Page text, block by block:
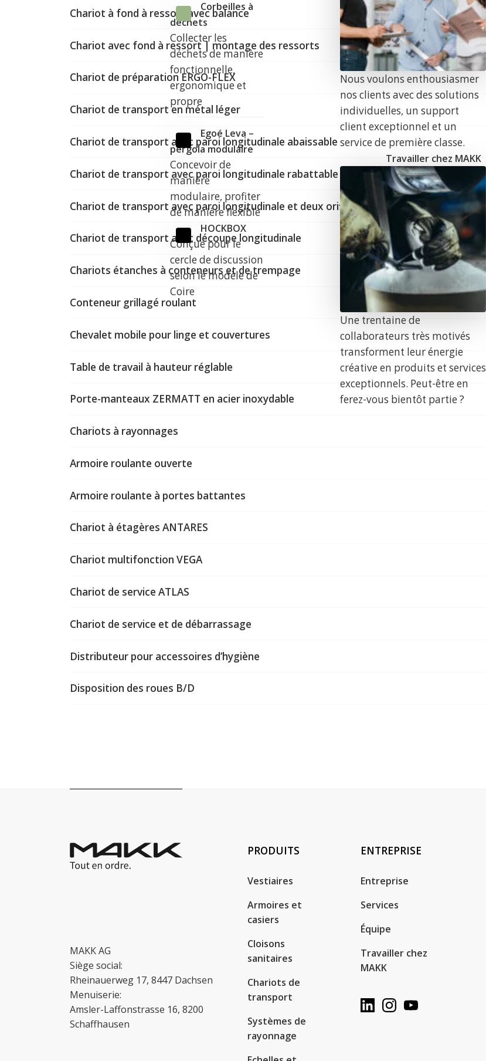
Corbeilles à
déchets
Collecter les
déchets de manière
fonctionnelle,
ergonomique et
propre
Egoé Leva –
pergola modulaire
Concevoir de
manière
modulaire, profiter
de manière flexible
HOCKBOX
Conçue pour le
cercle de discussion
selon le modèle de
Coire
Nous voulons enthousiasmer
nos clients avec des solutions
individuelles, un support
client exceptionnel et un
service de première classe.
Travailler chez MAKK
Une trentaine de
collaborateurs très motivés
transforment leur énergie
créative en produits et services
exceptionnels. Peut-être en
ferez-vous bientôt partie ?
Chariot à fond à ressort avec balance
Chariot avec fond à ressort | montage des ressorts
Chariot de préparation ERGO-FLEX
Chariot de transport en métal léger
Chariot de transport avec paroi longitudinale abaissable
Chariot de transport avec paroi longitudinale rabattable
Chariot de transport avec paroi longitudinale et deux orifices
Chariot de transport avec découpe longitudinale
Chariots étanches à conteneurs et de trempage
Conteneur grillagé roulant
Chevalet mobile pour linge et couvertures
Table de travail à hauteur réglable
Porte-manteaux ZERMATT en acier inoxydable
Chariots à rayonnages
Armoire roulante ouverte
Armoire roulante à portes battantes
Chariot à étagères ANTARES
Chariot multifonction VEGA
Chariot de service ATLAS
Chariot de service et de débarrassage
Distributeur pour accessoires d’hygiène
Disposition des roues B/D
MAKK AG
Siège social:
Rheinauerweg 17, 8447 Dachsen
Menuiserie:
Amsler-Laffonstrasse 16, 8200
Schaffhausen
PRODUITS
Vestiaires
Armoires et
casiers
Cloisons
sanitaires
Chariots de
transport
Systèmes de
rayonnage
ENTREPRISE
Entreprise
Services
Équipe
Travailler chez
MAKK